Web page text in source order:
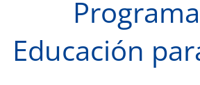
Educación